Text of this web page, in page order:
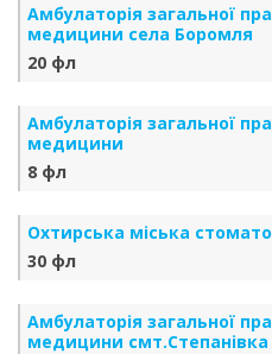
Амбулаторія загальної
медицини села Боромля
20 фл
Амбулаторія загальної
медицини
8 фл
Охтирська міська
30 фл
Амбулаторія загальної
медицини смт.Степанівка